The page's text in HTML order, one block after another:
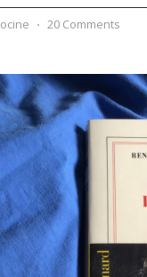
⋅ 20 Comments